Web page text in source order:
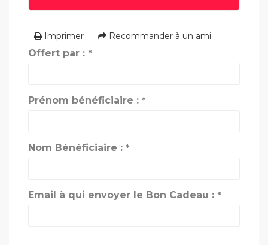
Imprimer Recommander à un ami
Offert par : *
Prénom bénéficiaire : *
Nom Bénéficiaire : *
Email à qui envoyer le Bon Cadeau : *